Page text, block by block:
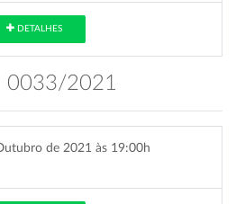
DETALHES
0033/2021
de 2021 às 19:00h